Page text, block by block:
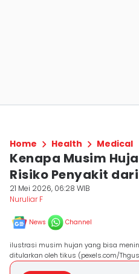
Home Health Medical
Kenapa Musim
Risiko Penyakit
21 Mei 2026, 06:28 WIB
Nuruliar F
News Channel
ilustrasi musim hujan yang bisa
ditularkan oleh tikus (pexels.com/